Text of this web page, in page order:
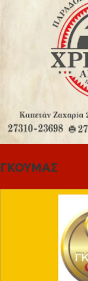
ΓΚΟΥΜΑΣ